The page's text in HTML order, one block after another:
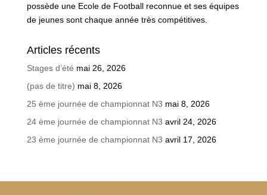
possède une Ecole de Football reconnue et ses équipes
de jeunes sont chaque année très compétitives.
Articles récents
Stages d’été mai 26, 2026
(pas de titre) mai 8, 2026
25 ème journée de championnat N3 mai 8, 2026
24 ème journée de championnat N3 avril 24, 2026
23 ème journée de championnat N3 avril 17, 2026